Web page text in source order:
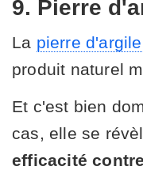
9. Pierre
La pierre d'argile
produit naturel
Et c'est bien
cas, elle se
efficacité